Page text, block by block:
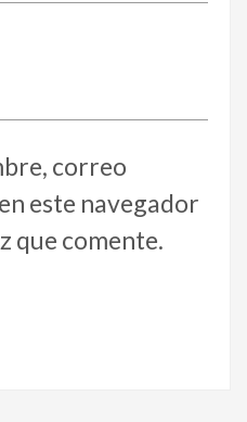
correo
este navegador
que comente.